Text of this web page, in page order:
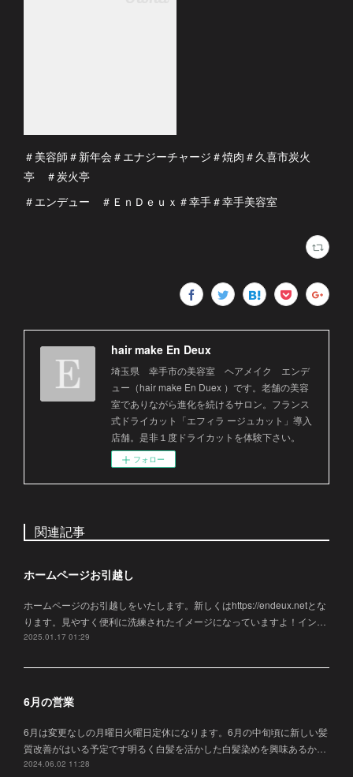
＃美容師＃新年会＃エナジーチャージ＃焼肉＃久喜市炭火
亭 ＃炭火亭
＃エンデュー ＃ＥｎＤｅｕｘ＃幸手＃幸手美容室
hair make En Deux
埼玉県 幸手市の美容室 ヘアメイク エンデ
ュー（hair make En Duex ）です。老舗の美容
室でありながら進化を続けるサロン。フランス
式ドライカット「エフィラ ージュカット」導入
店舗。是非１度ドライカットを体験下さい。
フォロー
関連記事
ホームページお引越し
ホームページのお引越しをいたします。新しくはhttps://endeux.netとな
ります。見やすく便利に洗練されたイメージになっていますよ！イン…
2025.01.17 01:29
6月の営業
6月は変更なしの月曜日火曜日定休になります。6月の中旬頃に新しい髪
質改善がはいる予定です明るく白髪を活かした白髪染めを興味あるか…
2024.06.02 11:28